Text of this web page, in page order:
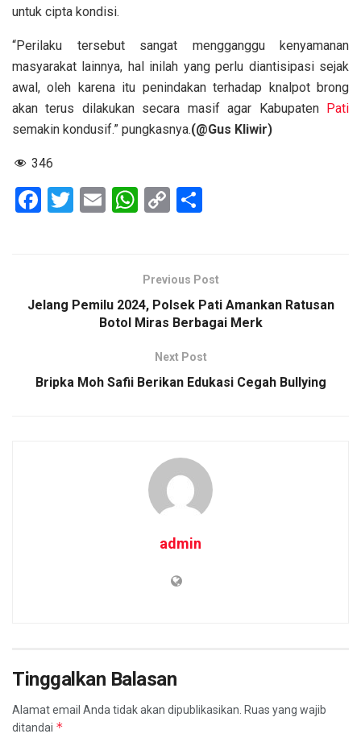
untuk cipta kondisi.
“Perilaku tersebut sangat mengganggu kenyamanan
masyarakat lainnya, hal inilah yang perlu diantisipasi sejak
awal, oleh karena itu penindakan terhadap knalpot brong
akan terus dilakukan secara masif agar Kabupaten
Pati
semakin kondusif.” pungkasnya.(@Gus Kliwir)
346
F
o
T
E
W
s
A
p
C
Li
n
k
e
Previous Post
Jelang Pemilu 2024, Polsek Pati Amankan Ratusan
Botol Miras Berbagai Merk
Next Post
Bripka Moh Safii Berikan Edukasi Cegah Bullying
admin
Tinggalkan Balasan
Alamat email Anda tidak akan dipublikasikan. Ruas yang wajib
ditandai *